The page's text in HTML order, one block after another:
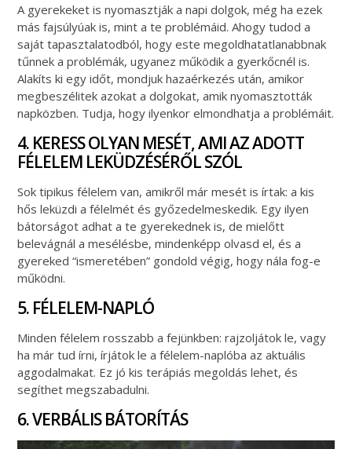
A gyerekeket is nyomasztják a napi dolgok, még ha ezek
más fajsúlyúak is, mint a te problémáid. Ahogy tudod a
saját tapasztalatodból, hogy este megoldhatatlanabbnak
tűnnek a problémák, ugyanez működik a gyerkőcnél is.
Alakíts ki egy időt, mondjuk hazaérkezés után, amikor
megbeszélitek azokat a dolgokat, amik nyomasztották
napközben. Tudja, hogy ilyenkor elmondhatja a problémáit.
4. KERESS OLYAN MESÉT, AMI AZ ADOTT
FÉLELEM LEKÜDZÉSÉRŐL SZÓL
Sok tipikus félelem van, amikről már mesét is írtak: a kis
hős leküzdi a félelmét és győzedelmeskedik. Egy ilyen
bátorságot adhat a te gyerekednek is, de mielőtt
belevágnál a mesélésbe, mindenképp olvasd el, és a
gyereked “ismeretében” gondold végig, hogy nála fog-e
működni.
5. FÉLELEM-NAPLÓ
Minden félelem rosszabb a fejünkben: rajzoljátok le, vagy
ha már tud írni, írjátok le a félelem-naplóba az aktuális
aggodalmakat. Ez jó kis terápiás megoldás lehet, és
segíthet megszabadulni.
6. VERBÁLIS BÁTORÍTÁS